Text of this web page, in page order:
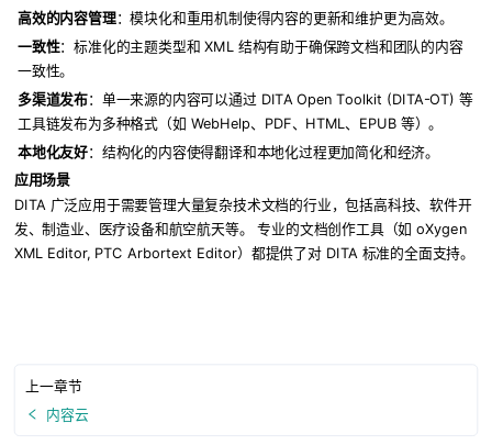
高效的内容管理：模块化和重用机制使得内容的更新和维护更为高效。
一致性：标准化的主题类型和 XML 结构有助于确保跨文档和团队的内容
一致性。
多渠道发布：单一来源的内容可以通过 DITA Open Toolkit (DITA-OT) 等
工具链发布为多种格式（如 WebHelp、PDF、HTML、EPUB 等）。
本地化友好：结构化的内容使得翻译和本地化过程更加简化和经济。
应用场景
DITA 广泛应用于需要管理大量复杂技术文档的行业，包括高科技、软件开
发、制造业、医疗设备和航空航天等。 专业的文档创作工具（如 oXygen
XML Editor, PTC Arbortext Editor）都提供了对 DITA 标准的全面支持。
上一章节
内容云